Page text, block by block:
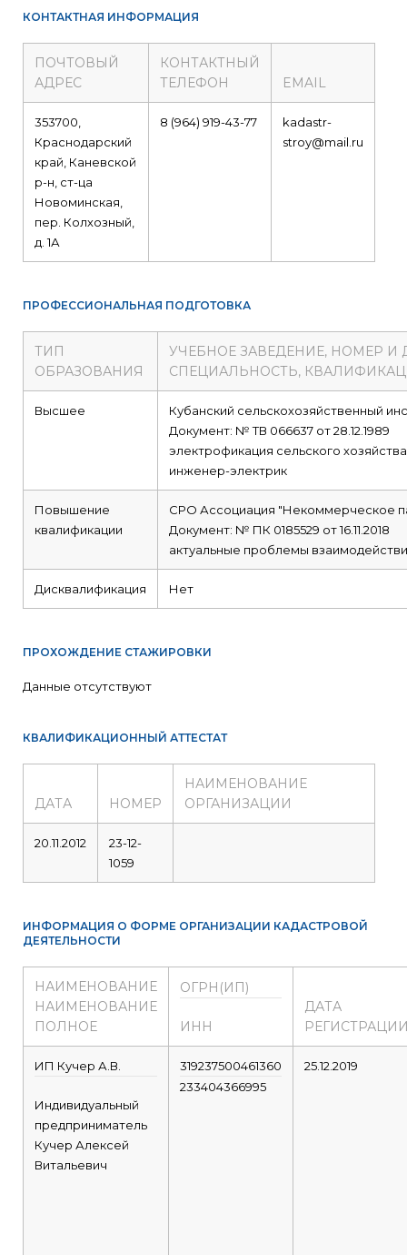
КОНТАКТНАЯ ИНФОРМАЦИЯ
ПОЧТОВЫЙ
АДРЕС
КОНТАКТНЫЙ
ТЕЛЕФОН
EMAIL
353700,
Краснодарский
край, Каневской
р-н, ст-ца
Новоминская,
пер. Колхозный,
д. 1А
8 (964) 919-43-77
kadastr-
stroy@mail.ru
ПРОФЕССИОНАЛЬНАЯ ПОДГОТОВКА
ТИП
ОБРАЗОВАНИЯ
УЧЕБНОЕ ЗАВЕДЕНИЕ, НОМЕР
СПЕЦИАЛЬНОСТЬ,
Высшее
Кубанский сельскохозяйственный
Документ: № ТВ 066637 от 28.12.1989
электрофикация сельского хозяйства
инженер-электрик
Повышение
квалификации
СРО Ассоциация "Некоммерческое
Документ: № ПК 0185529 от 16.11.2018
актуальные проблемы
Дисквалификация Нет
ПРОХОЖДЕНИЕ СТАЖИРОВКИ
Данные отсутствуют
КВАЛИФИКАЦИОННЫЙ АТТЕСТАТ
ДАТА НОМЕР
НАИМЕНОВАНИЕ
ОРГАНИЗАЦИИ
20.11.2012
23-12-
1059
ИНФОРМАЦИЯ О ФОРМЕ ОРГАНИЗАЦИИ КАДАСТРОВОЙ
ДЕЯТЕЛЬНОСТИ
НАИМЕНОВАНИЕ
НАИМЕНОВАНИЕ
ПОЛНОЕ
ОГРН(ИП)
ИНН
ДАТА
ИП Кучер А.В.
Индивидуальный
предприниматель
Кучер Алексей
Витальевич
319237500461360
233404366995
25.12.2019